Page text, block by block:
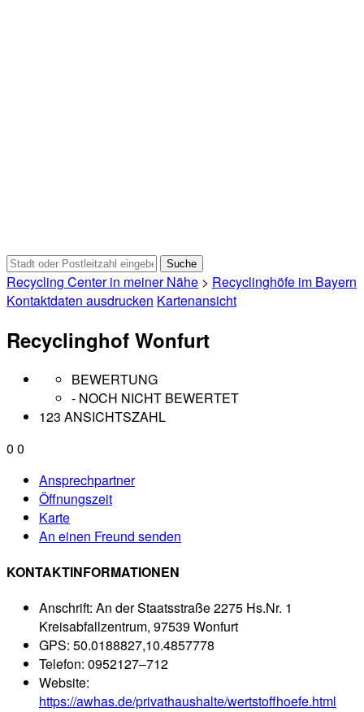
Recycling Center in meiner Nähe > Recyclinghöfe im Bayern
Kontaktdaten ausdrucken Kartenansicht
Recyclinghof Wonfurt
BEWERTUNG
- NOCH NICHT BEWERTET
123 ANSICHTSZAHL
0 0
Ansprechpartner
Öffnungszeit
Karte
An einen Freund senden
KONTAKTINFORMATIONEN
Anschrift: An der Staatsstraße 2275 Hs.Nr. 1
Kreisabfallzentrum, 97539 Wonfurt
GPS: 50.0188827,10.4857778
Telefon: 0952127–712
Website:
https://awhas.de/privathaushalte/wertstoffhoefe.html